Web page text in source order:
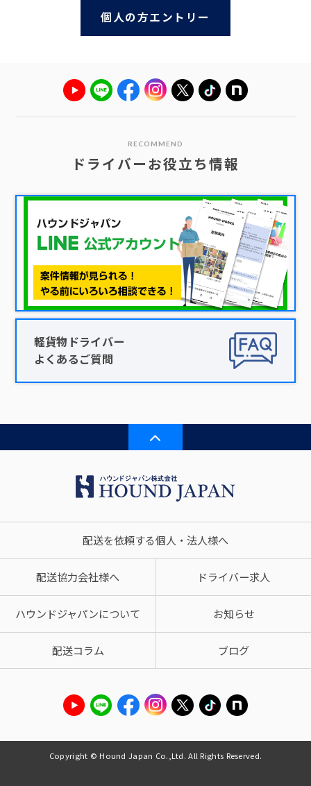
個人の方エントリー
RECOMMEND
ドライバーお役立ち情報
軽貨物ドライバー
よくあるご質問
配送を依頼する個人・法人様へ
配送協力会社様へ ドライバー求人
ハウンドジャパンについて お知らせ
配送コラム ブログ
Copyright © Hound Japan Co.,Ltd. All Rights Reserved.